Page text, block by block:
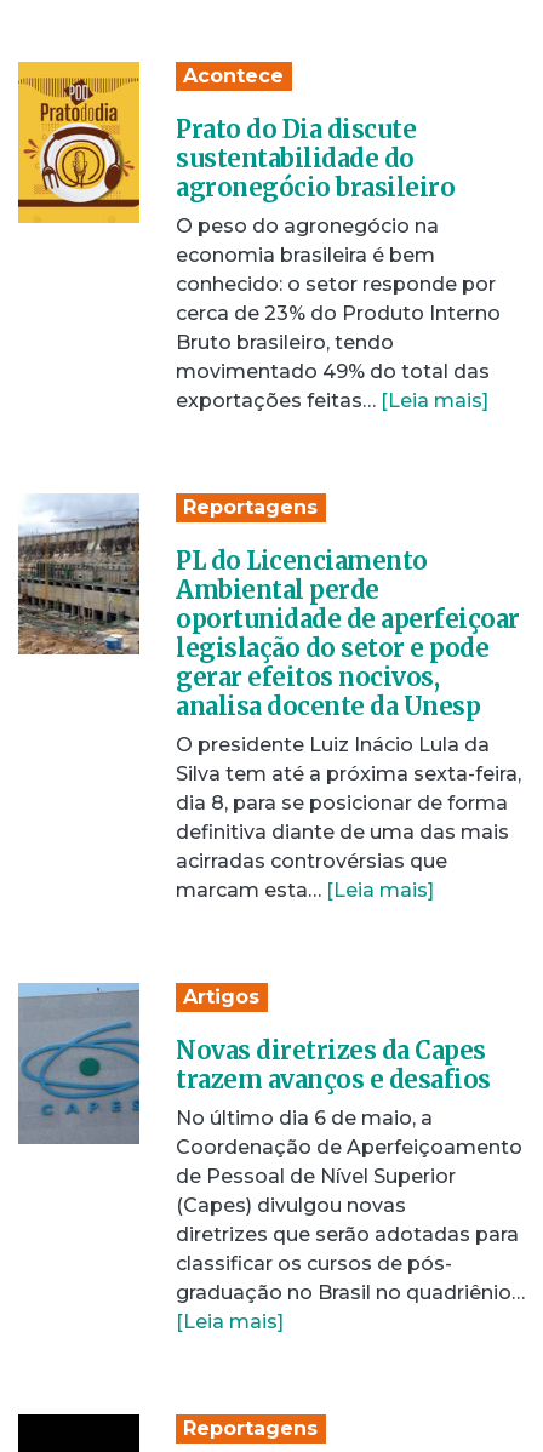
Acontece
Prato do Dia discute
sustentabilidade do
agronegócio brasileiro
O peso do agronegócio na
economia brasileira é bem
conhecido: o setor responde por
cerca de 23% do Produto Interno
Bruto brasileiro, tendo
movimentado 49% do total das
exportações feitas… [Leia mais]
Reportagens
PL do Licenciamento
Ambiental perde
oportunidade de aperfeiçoar
legislação do setor e pode
gerar efeitos nocivos,
analisa docente da Unesp
O presidente Luiz Inácio Lula da
Silva tem até a próxima sexta-feira,
dia 8, para se posicionar de forma
definitiva diante de uma das mais
acirradas controvérsias que
marcam esta… [Leia mais]
Artigos
Novas diretrizes da Capes
trazem avanços e desafios
No último dia 6 de maio, a
Coordenação de Aperfeiçoamento
de Pessoal de Nível Superior
(Capes) divulgou novas
diretrizes que serão adotadas para
classificar os cursos de pós-
graduação no Brasil no quadriênio…
[Leia mais]
Reportagens